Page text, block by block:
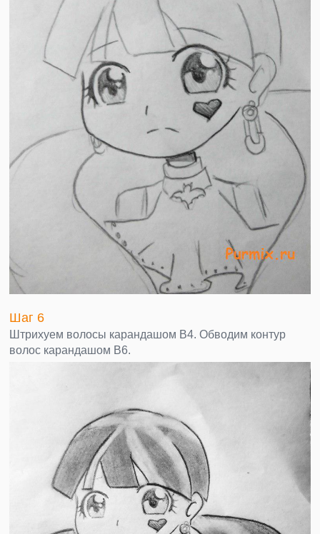
Шаг 6
Штрихуем волосы карандашом В4. Обводим контур
волос карандашом В6.